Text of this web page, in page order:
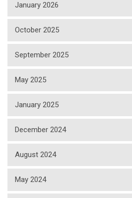
January 2026
October 2025
September 2025
May 2025
January 2025
December 2024
August 2024
May 2024